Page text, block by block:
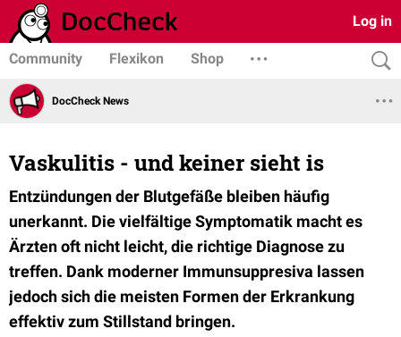
Log in
Community Flexikon Shop
DocCheck News
Vaskulitis - und keiner sieht is
Entzündungen der Blutgefäße bleiben häufig
unerkannt. Die vielfältige Symptomatik macht es
Ärzten oft nicht leicht, die richtige Diagnose zu
treffen. Dank moderner Immunsuppresiva lassen
jedoch sich die meisten Formen der Erkrankung
effektiv zum Stillstand bringen.